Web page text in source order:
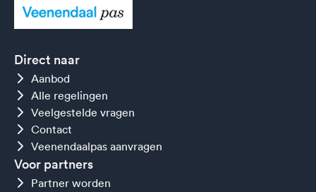
Direct naar
Aanbod
Alle regelingen
Veelgestelde vragen
Contact
Veenendaalpas aanvragen
Voor partners
Partner worden